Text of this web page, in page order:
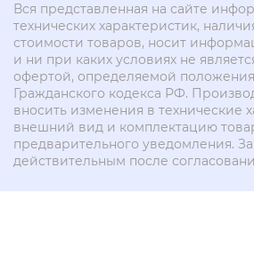
Вся представленная на сайте
технических характеристик,
стоимости товаров, носит
и ни при каких условиях не
офертой, определяемой
Гражданского кодекса РФ.
вносить изменения в технические
внешний вид и комплектацию
предварительного уведомления.
действительным после